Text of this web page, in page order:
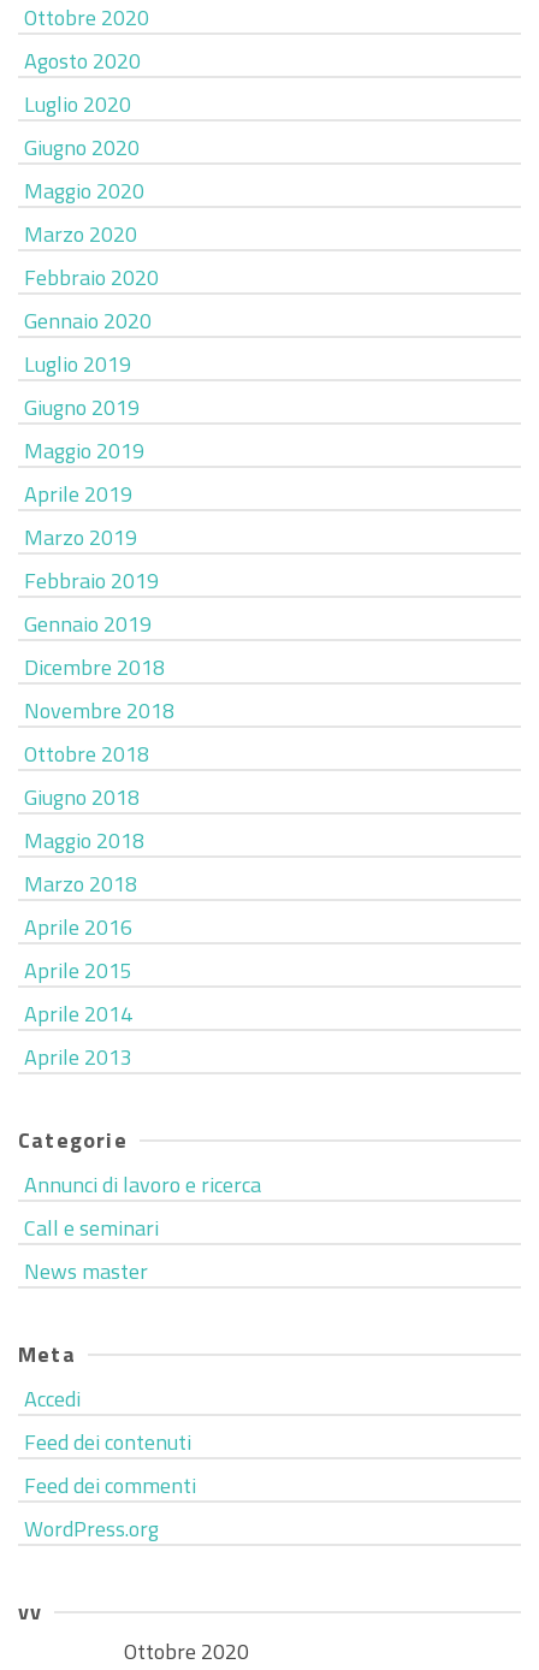
Ottobre 2020
Agosto 2020
Luglio 2020
Giugno 2020
Maggio 2020
Marzo 2020
Febbraio 2020
Gennaio 2020
Luglio 2019
Giugno 2019
Maggio 2019
Aprile 2019
Marzo 2019
Febbraio 2019
Gennaio 2019
Dicembre 2018
Novembre 2018
Ottobre 2018
Giugno 2018
Maggio 2018
Marzo 2018
Aprile 2016
Aprile 2015
Aprile 2014
Aprile 2013
Categorie
Annunci di lavoro e ricerca
Call e seminari
News master
Meta
Accedi
Feed dei contenuti
Feed dei commenti
WordPress.org
vv
Ottobre 2020